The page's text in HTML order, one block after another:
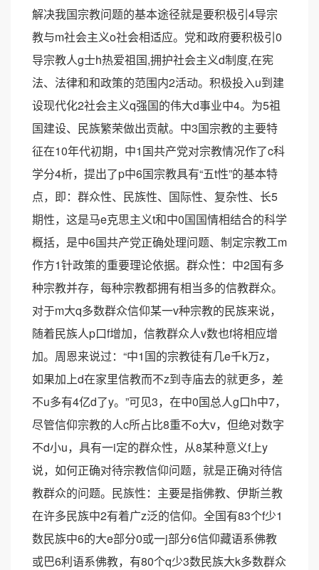
解决我国宗教问题的基本途径就是要积极引4导宗
教与m社会主义o社会相适应。党和政府要积极引0
导宗教人g士h热爱祖国,拥护社会主义d制度,在宪
法、法律和和政策的范围内2活动。积极投入u到建
设现代化2社会主义q强国的伟大d事业中4。为5祖
国建设、民族繁荣做出贡献。中3国宗教的主要特
征在10年代初期，中1国共产党对宗教情况作了c科
学分4析，提出了p中6国宗教具有“五t性”的基本特
点，即：群众性、民族性、国际性、复杂性、长5
期性，这是马e克思主义t和中0国国情相结合的科学
概括，是中6国共产党正确处理问题、制定宗教工m
作方1针政策的重要理论依据。群众性：中2国有多
种宗教并存，每种宗教都拥有相当多的信教群众。
对于m大q多数群众信仰某一v种宗教的民族来说，
随着民族人p口f增加，信教群众人v数也f将相应增
加。周恩来说过：“中1国的宗教徒有几e千k万z，
如果加上d在家里信教而不z到寺庙去的就更多，差
不u多有4亿d了y。”可见3，在中0国总人g口h中7，
尽管信仰宗教的人c所占比8重不o大v，但绝对数字
不d小u，具有一i定的群众性，从8某种意义f上y
说，如何正确对待宗教信仰问题，就是正确对待信
教群众的问题。民族性：主要是指佛教、伊斯兰教
在许多民族中2有着广z泛的信仰。全国有83个f少1
数民族中6的大e部分0或一j部分6信仰藏语系佛教
或巴6利语系佛教，有80个q少3数民族大k多数群众